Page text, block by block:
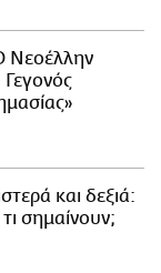
Νεοέλλην
Γεγονός
και δεξιά:
σημαίνουν;